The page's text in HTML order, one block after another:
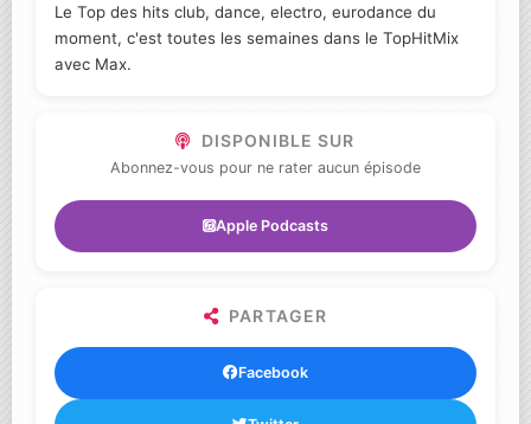
Le Top des hits club, dance, electro, eurodance du
moment, c'est toutes les semaines dans le TopHitMix
avec Max.
DISPONIBLE SUR
Abonnez-vous pour ne rater aucun épisode
Apple Podcasts
PARTAGER
Facebook